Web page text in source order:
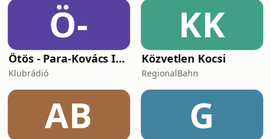
Ö-
Ötös - Para-Kovács Imrével
Klubrádió
KK
Közvetlen Kocsi
RegionalBahn
AB G